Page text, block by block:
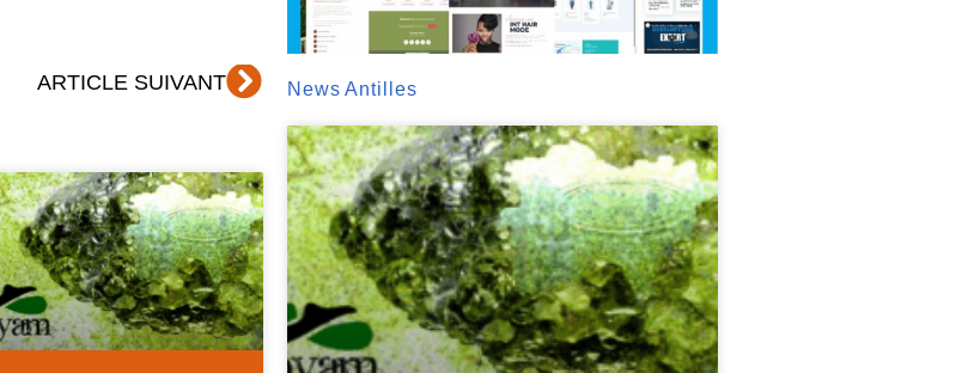
ARTICLE SUIVANTSuivantNews Antilles